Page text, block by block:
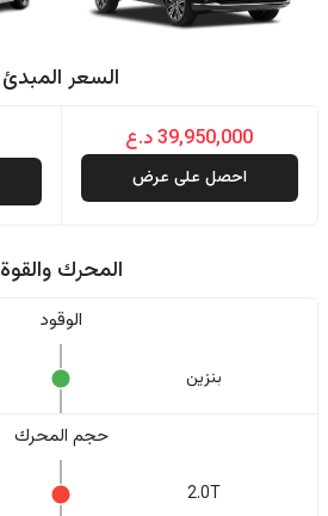
السعر المبدئ
39,950,000 د.ع
احصل على عرض
المحرك والقوة
الوقود
بنزين
حجم المحرك
2.0T